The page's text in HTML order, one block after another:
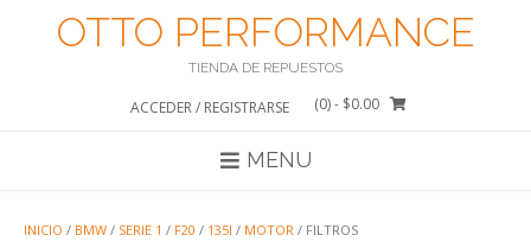
OTTO PERFORMANCE
TIENDA DE REPUESTOS
ACCEDER / REGISTRARSE (0)- $0.00
MENU
INICIO / BMW / SERIE 1 / F20 / 135I / MOTOR / FILTROS